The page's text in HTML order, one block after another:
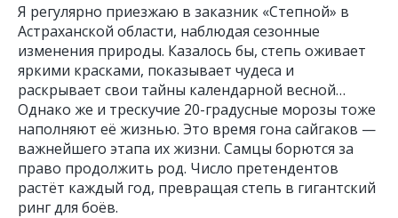
Я регулярно приезжаю в заказник «Степной» в
Астраханской области, наблюдая сезонные
изменения природы. Казалось бы, степь оживает
яркими красками, показывает чудеса и
раскрывает свои тайны календарной весной…
Однако же и трескучие 20-градусные морозы тоже
наполняют её жизнью. Это время гона сайгаков —
важнейшего этапа их жизни. Самцы борются за
право продолжить род. Число претендентов
растёт каждый год, превращая степь в гигантский
ринг для боёв.